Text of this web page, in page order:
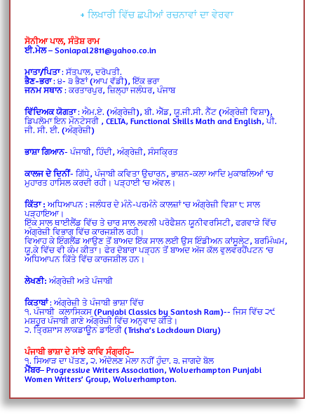
+ ਲਿਖਾਰੀ ਵਿੱਚ ਛਪੀਆਂ ਰਚਨਾਵਾਂ ਦਾ ਵੇਰਵਾ
ਸੋਨੀਆ ਪਾਲ, ਸੰਤੋਸ਼ ਰਾਮ
ਈ.ਮੇਲ– Soniapal2811@yahoo.co.in
ਮਾਤਾ/ਪਿਤਾ: ਸੱਤਪਾਲ, ਦਰੋਪਤੀ.
ਭੈਣ-ਭਰਾ: ੪- ੩ ਭੈਣਾਂ (ਆਪ ਵੱਡੀ), ਇੱਕ ਭਰਾ
ਜਨਮ ਸਥਾਨ: ਕਰਤਾਰਪੁਰ, ਜ਼ਿਲ੍ਹਾ ਜਲੰਧਰ, ਪੰਜਾਬ
ਵਿੱਦਿਅਕ ਯੋਗਤਾ: ਐਮ.ਏ. (ਅੰਗ੍ਰੇਜ਼ੀ), ਬੀ. ਐੱਡ, ਯੂ.ਜੀ.ਸੀ. ਨੈੱਟ (ਅੰਗ੍ਰੇਜ਼ੀ ਵਿਸ਼ਾ),
ਡਿਪਲੋਮਾ ਇਨ ਮੌਨਟੇਸਰੀ , CELTA, Functional Skills Math and English, ਪੀ.
ਜੀ. ਸੀ. ਈ. (ਅੰਗ੍ਰੇਜ਼ੀ)
ਭਾਸ਼ਾ ਗਿਆਨ- ਪੰਜਾਬੀ, ਹਿੰਦੀ, ਅੰਗ੍ਰੇਜ਼ੀ, ਸੰਸਕ੍ਰਿਤ
ਕਾਲਜ ਦੇ ਦਿਨੀਂ- ਗਿੱਧੇ, ਪੰਜਾਬੀ ਕਵਿਤਾ ਉਚਾਰਨ, ਭਾਸ਼ਨ-ਕਲਾ ਆਦਿ ਮੁਕਾਬਲਿਆਂ ‘ਚ
ਮੁਹਾਰਤ ਹਾਸਿਲ ਕਰਦੀ ਰਹੀ। ਪੜ੍ਹਾਈ ‘ਚ ਅੱਵਲ।
ਕਿੱਤਾ : ਅਧਿਆਪਨ : ਜਲੰਧਰ ਦੇ ਮੰਨੇ-ਪਰਮੰਨੇ ਕਾਲਜ਼ਾਂ 'ਚ ਅੰਗ੍ਰੇਜ਼ੀ ਵਿਸ਼ਾ ੮ ਸਾਲ
ਪੜ੍ਹਾਇਆ।
ਇੱਕ ਸਾਲ ਥਾਈਲੈਂਡ ਵਿੱਚ ਤੇ ਚਾਰ ਸਾਲ ਲਵਲੀ ਪਰੋਫੈਸ਼ਨ ਯੂਨੀਵਰਸਿਟੀ, ਫਗਵਾੜੇ ਵਿੱਚ
ਅੰਗ੍ਰੇਜ਼ੀ ਵਿਭਾਗ ਵਿੱਚ ਕਾਰਜਸ਼ੀਲ ਰਹੀ।
ਵਿਆਹ ਕੇ ਇੰਗਲੈਂਡ ਆਉਣ ਤੋਂ ਬਾਅਦ ਇੱਕ ਸਾਲ ਲਈ ਉਸ ਇੰਡੀਅਨ ਕਾਂਸੂਲੇਟ, ਬਰਮਿੰਘਮ,
ਯੂ.ਕੇ ਵਿੱਚ ਵੀ ਕੰਮ ਕੀਤਾ। ਫੇਰ ਦੋਬਾਰਾ ਪੜ੍ਹਨ ਤੋਂ ਬਾਅਦ ਅੱਜ ਕੱਲ ਵੁਲਵਰਹੈਂਪਟਨ ‘ਚ
ਅਧਿਆਪਨ ਕਿੱਤੇ ਵਿੱਚ ਕਾਰਜਸ਼ੀਲ ਹਨ।
ਲੇਖਣੀ: ਅੰਗ੍ਰੇਜ਼ੀ ਅਤੇ ਪੰਜਾਬੀ
ਕਿਤਾਬਾਂ: ਅੰਗ੍ਰੇਜ਼ੀ ਤੇ ਪੰਜਾਬੀ ਭਾਸ਼ਾ ਵਿੱਚ
੧. ਪੰਜਾਬੀ ਕਲਾਸਿਕਸ (Punjabi Classics by Santosh Ram)-- ਜਿਸ ਵਿੱਚ ੨੯
ਮਸ਼ਹੂਰ ਪੰਜਾਬੀ ਗਾਣੇ ਅੰਗ੍ਰੇਜ਼ੀ ਵਿੱਚ ਅਨੁਵਾਦ ਕੀਤੇ।
੨. ਤ੍ਰਿਸ਼ਾ'ਸ ਲਾਕਡਾਊਨ ਡਾਇਰੀ (Trisha’s Lockdown Diary)
ਪੰਜਾਬੀ ਭਾਸ਼ਾ ਦੇ ਸਾਂਝੇ ਕਾਵਿ ਸੰਗ੍ਰਹਿ–
੧. ਸਿਆੜ ਦਾ ਪੱਤਣ, ੨. ਅੰਦੋਲਣ ਮੇਲਾ ਨਹੀਂ ਹੁੰਦਾ. ੩. ਜਾਗਦੇ ਬੋਲ
ਮੈਂਬਰ– Progressive Writers Association, Wolverhampton Punjabi
Women Writers’ Group, Wolverhampton.